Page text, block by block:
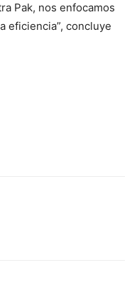
Pak, nos enfocamos
eficiencia”, concluye